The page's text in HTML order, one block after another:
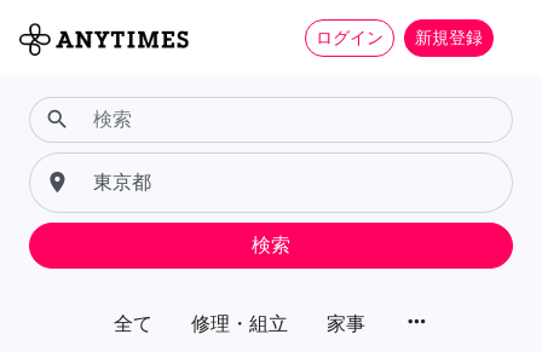
ログイン 新規登録
全て 修理・組立 家事 more_horiz
search
place
検索